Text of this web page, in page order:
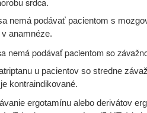
nemá podávať pacientom s
anamnéze.
nemá podávať pacientom so
u pacientov so stredne
kontraindikované.
ergotamínu alebo derivátov